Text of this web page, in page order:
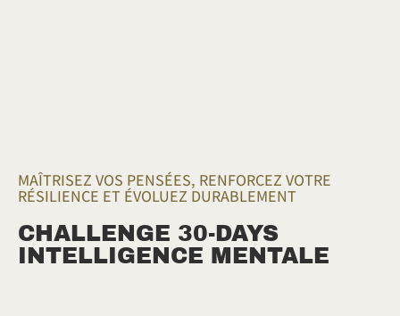
MAÎTRISEZ VOS PENSÉES, RENFORCEZ VOTRE
RÉSILIENCE ET ÉVOLUEZ DURABLEMENT
CHALLENGE 30-DAYS
INTELLIGENCE MENTALE